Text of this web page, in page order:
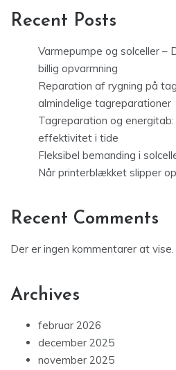
Recent Posts
Varmepumpe og solceller –
billig opvarmning
Reparation af rygning på
almindelige tagreparationer
Tagreparation og
effektivitet i tide
Fleksibel bemanding i
Når printerblækket slipper
Recent Comments
Der er ingen kommentarer at vise.
Archives
februar 2026
december 2025
november 2025